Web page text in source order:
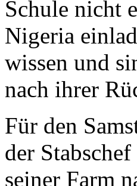
Schule nicht
Nigeria
wissen und
nach ihrer
Für den
der
seiner Farm